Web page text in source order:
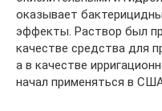
оказывает
эффекты. Раствор был
качестве средства для
а в качестве
начал применяться в